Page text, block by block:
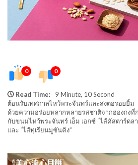
0 0
Read Time:
9 Minute, 10 Second
ต้อนรับเทศกาลไหว้พระจันทร์และส่งต่อรอยยิ้ม
ด้วยความอร่อยหลากหลายรสชาติจากฮ่องกงที่
กับขนมไหว้พระจันทร์ เอ็ม เอกซ์ “ไส้คัสตาร์ดลา
และ “ไส้ทุเรียนมูซันคิง”